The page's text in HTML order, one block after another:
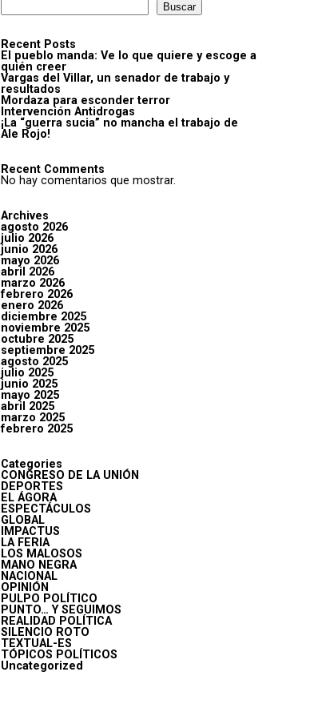
Buscar
Recent Posts
El pueblo manda: Ve lo que quiere y escoge a
quién creer
Vargas del Villar, un senador de trabajo y
resultados
Mordaza para esconder terror
Intervención Antidrogas
¡La “guerra sucia” no mancha el trabajo de
Ale Rojo!
Recent Comments
No hay comentarios que mostrar.
Archives
agosto 2026
julio 2026
junio 2026
mayo 2026
abril 2026
marzo 2026
febrero 2026
enero 2026
diciembre 2025
noviembre 2025
octubre 2025
septiembre 2025
agosto 2025
julio 2025
junio 2025
mayo 2025
abril 2025
marzo 2025
febrero 2025
Categories
CONGRESO DE LA UNIÓN
DEPORTES
EL ÁGORA
ESPECTÁCULOS
GLOBAL
IMPACTUS
LA FERIA
LOS MALOSOS
MANO NEGRA
NACIONAL
OPINIÓN
PULPO POLÍTICO
PUNTO… Y SEGUIMOS
REALIDAD POLÍTICA
SILENCIO ROTO
TEXTUAL-ES
TÓPICOS POLÍTICOS
Uncategorized